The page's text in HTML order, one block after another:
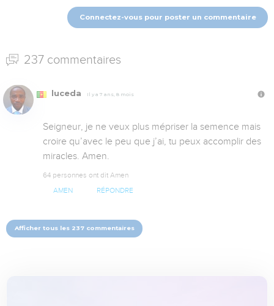
Connectez-vous pour poster un commentaire
237 commentaires
luceda Il y a 7 ans, 8 mois
Seigneur, je ne veux plus mépriser la semence mais
croire qu’avec le peu que j’ai, tu peux accomplir des
miracles. Amen.
64 personnes ont dit Amen
AMEN RÉPONDRE
Afficher tous les 237 commentaires